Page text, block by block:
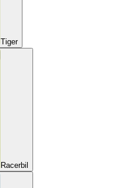
Tiger
Racerbil